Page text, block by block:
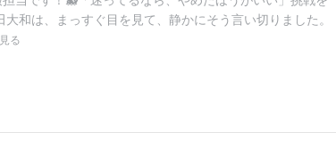
和は、まっすぐ目を見て、静かにそう言い切りました。
る